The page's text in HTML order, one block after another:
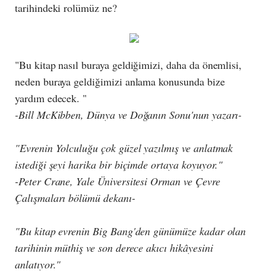
tarihindeki rolümüz ne?
"Bu kitap nasıl buraya geldiğimizi, daha da önemlisi,
neden buraya geldiğimizi anlama konusunda bize
yardım edecek. "
-Bill McKibben, Dünya ve Doğanın Sonu'nun yazarı-
"Evrenin Yolculuğu çok güzel yazılmış ve anlatmak
istediği şeyi harika bir biçimde ortaya koyuyor."
-Peter Crane, Yale Üniversitesi Orman ve Çevre
Çalışmaları bölümü dekanı-
"Bu kitap evrenin Big Bang'den günümüze kadar olan
tarihinin müthiş ve son derece akıcı hikâyesini
anlatıyor."